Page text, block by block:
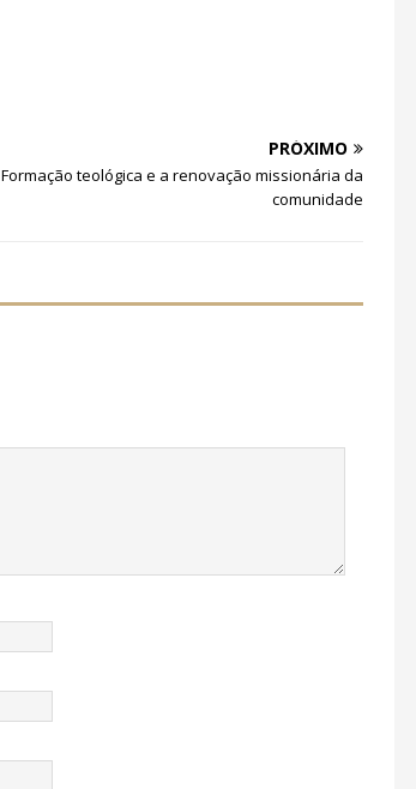
PRÓXIMO
Formação teológica e a renovação missionária da
comunidade